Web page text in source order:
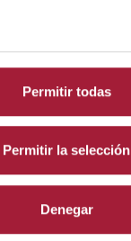
Permitir todas
Permitir la selección
Denegar